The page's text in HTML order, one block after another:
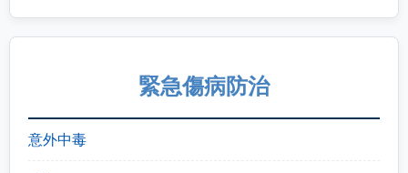
緊急傷病防治
意外中毒